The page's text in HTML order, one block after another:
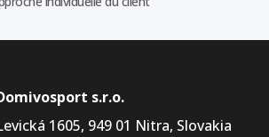
s.r.o.
1605, 949 01 Nitra, Slovakia